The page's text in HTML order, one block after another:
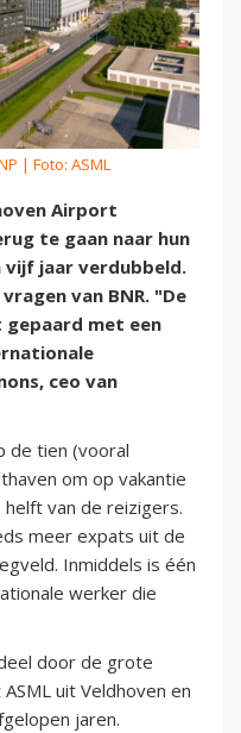
| Foto: ASML
Airport
te gaan naar hun
vijf jaar verdubbeld.
van BNR. "De
met een
ceo van
de tien (vooral
om op vakantie
van de reizigers.
meer expats uit de
Inmiddels is één
werker die
door de grote
uit Veldhoven en
jaren.